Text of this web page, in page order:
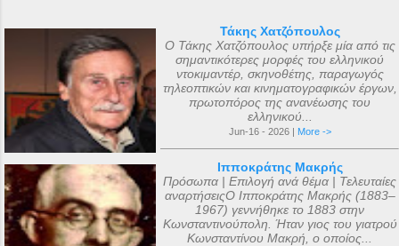
Τάκης Χατζόπουλος
Ο Τάκης Χατζόπουλος υπήρξε μία από τις
σημαντικότερες μορφές του ελληνικού
ντοκιμαντέρ, σκηνοθέτης, παραγωγός
τηλεοπτικών και κινηματογραφικών έργων,
πρωτοπόρος της ανανέωσης του
ελληνικού...
Jun-16 - 2026 | More ->
Ιπποκράτης Μακρής
Πρόσωπα | Επιλογή ανά θέμα | Τελευταίες
αναρτήσειςΟ Ιπποκράτης Μακρής (1883–
1967) γεννήθηκε το 1883 στην
Κωνσταντινούπολη. Ήταν γιος του γιατρού
Κωνσταντίνου Μακρή, ο οποίος...